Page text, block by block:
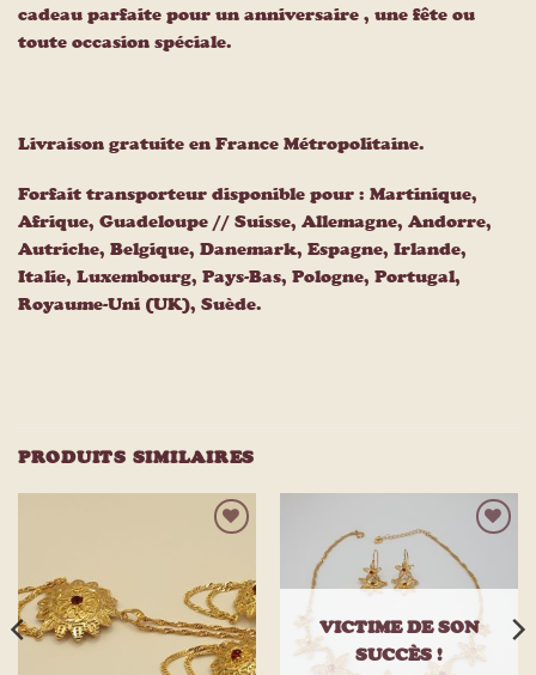
cadeau parfaite pour un anniversaire , une fête ou
toute occasion spéciale.
Livraison gratuite en France Métropolitaine.
Forfait transporteur disponible pour : Martinique,
Afrique, Guadeloupe // Suisse, Allemagne, Andorre,
Autriche, Belgique, Danemark, Espagne, Irlande,
Italie, Luxembourg, Pays-Bas, Pologne, Portugal,
Royaume-Uni (UK), Suède.
PRODUITS SIMILAIRES
liste
d’envies
Ajouter
à la
liste
VICTIME DE SON
SUCCÈS !